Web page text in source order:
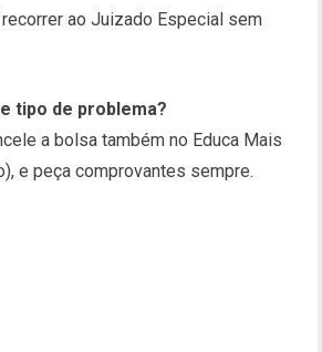
ao Juizado Especial sem
tipo de problema?
a bolsa também no Educa Mais
e peça comprovantes sempre.